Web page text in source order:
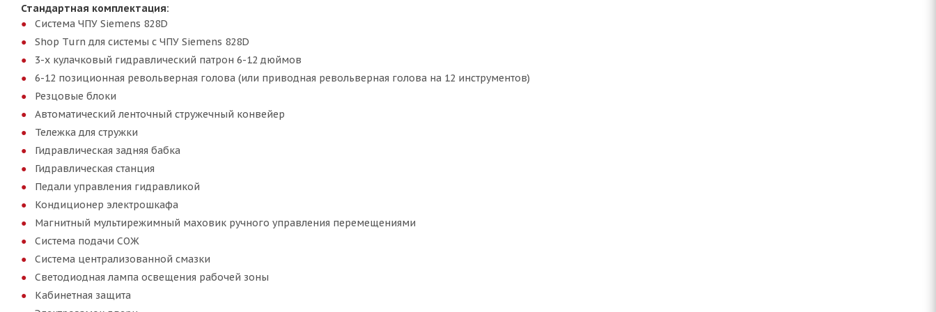
Стандартная комплектация:
Система ЧПУ Siemens 828D
Shop Turn для системы с ЧПУ Siemens 828D
3-х кулачковый гидравлический патрон 6-12 дюймов
6-12 позиционная револьверная голова (или приводная револьверная голова на 12 инструментов)
Резцовые блоки
Автоматический ленточный стружечный конвейер
Тележка для стружки
Гидравлическая задняя бабка
Гидравлическая станция
Педали управления гидравликой
Кондиционер электрошкафа
Магнитный мультирежимный маховик ручного управления перемещениями
Система подачи СОЖ
Система централизованной смазки
Светодиодная лампа освещения рабочей зоны
Кабинетная защита